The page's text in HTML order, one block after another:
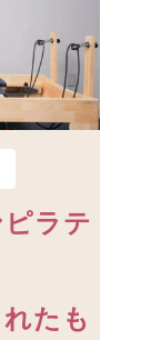
ラテ
たも